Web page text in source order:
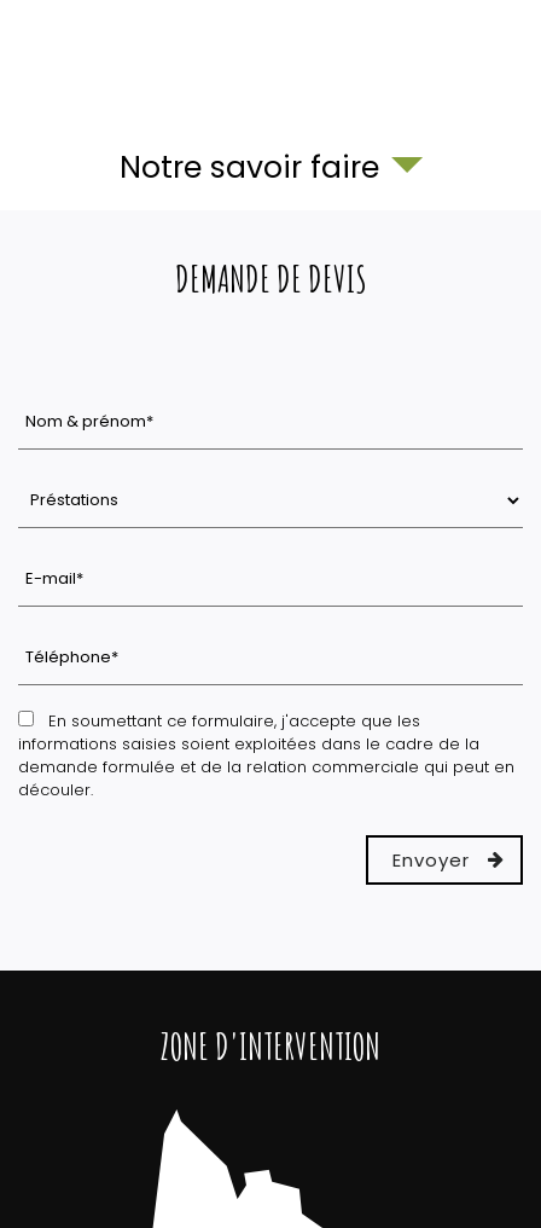
Notre savoir faire
ZONE D'INTERVENTION
DEMANDE DE DEVIS
En soumettant ce formulaire, j'accepte que les
informations saisies soient exploitées dans le cadre de la
demande formulée et de la relation commerciale qui peut en
découler.